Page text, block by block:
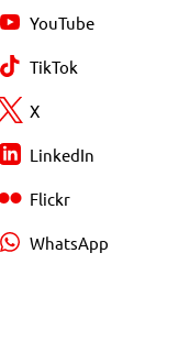
YouTube
TikTok
X
LinkedIn
Flickr
WhatsApp